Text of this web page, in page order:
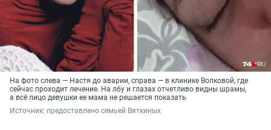
На фото слева — Настя до аварии, справа — в клинике Волковой, где
сейчас проходит лечение. На лбу и глазах отчетливо видны шрамы,
а всё лицо девушки ее мама не решается показать
Источник: предоставлено семьей Вяткиных